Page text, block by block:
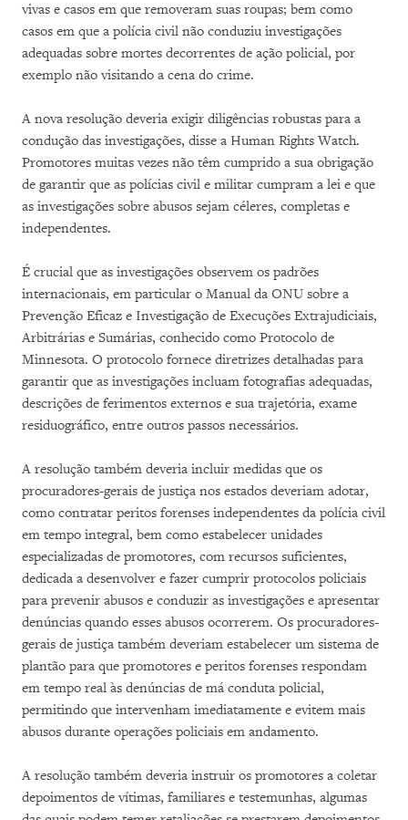
vivas e casos em que removeram suas roupas; bem como
casos em que a polícia civil não conduziu investigações
adequadas sobre mortes decorrentes de ação policial, por
exemplo não visitando a cena do crime.
A nova resolução deveria exigir diligências robustas para a
condução das investigações, disse a Human Rights Watch.
Promotores muitas vezes não têm cumprido a sua obrigação
de garantir que as polícias civil e militar cumpram a lei e que
as investigações sobre abusos sejam céleres, completas e
independentes.
É crucial que as investigações observem os padrões
internacionais, em particular o Manual da ONU sobre a
Prevenção Eficaz e Investigação de Execuções Extrajudiciais,
Arbitrárias e Sumárias, conhecido como Protocolo de
Minnesota. O protocolo fornece diretrizes detalhadas para
garantir que as investigações incluam fotografias adequadas,
descrições de ferimentos externos e sua trajetória, exame
residuográfico, entre outros passos necessários.
A resolução também deveria incluir medidas que os
procuradores-gerais de justiça nos estados deveriam adotar,
como contratar peritos forenses independentes da polícia civil
em tempo integral, bem como estabelecer unidades
especializadas de promotores, com recursos suficientes,
dedicada a desenvolver e fazer cumprir protocolos policiais
para prevenir abusos e conduzir as investigações e apresentar
denúncias quando esses abusos ocorrerem. Os procuradores-
gerais de justiça também deveriam estabelecer um sistema de
plantão para que promotores e peritos forenses respondam
em tempo real às denúncias de má conduta policial,
permitindo que intervenham imediatamente e evitem mais
abusos durante operações policiais em andamento.
A resolução também deveria instruir os promotores a coletar
depoimentos de vítimas, familiares e testemunhas, algumas